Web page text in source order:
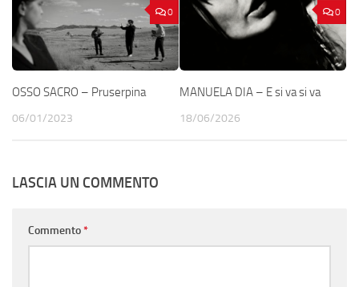
0
OSSO SACRO – Pruserpina
06/01/2023
0
MANUELA DIA – E si va si va
18/06/2026
LASCIA UN COMMENTO
Commento*